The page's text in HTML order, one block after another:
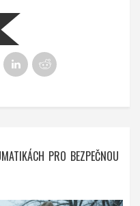
PRO BEZPEČNOU